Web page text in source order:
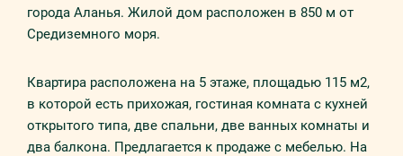
города Аланья. Жилой дом расположен в 850 м от
Средиземного моря.
Квартира расположена на 5 этаже, площадью 115 м2,
в которой есть прихожая, гостиная комната с кухней
открытого типа, две спальни, две ванных комнаты и
два балкона. Предлагается к продаже с мебелью. На